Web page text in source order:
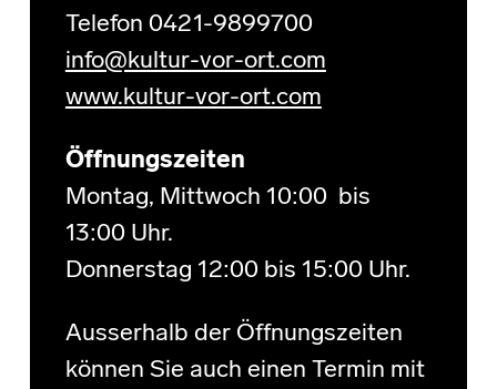
Telefon 0421-9899700
info@kultur-vor-ort.com
www.kultur-vor-ort.com
Öffnungszeiten
Montag, Mittwoch 10:00 bis
13:00 Uhr.
Donnerstag 12:00 bis 15:00 Uhr.
Ausserhalb der Öffnungszeiten
können Sie auch einen Termin mit